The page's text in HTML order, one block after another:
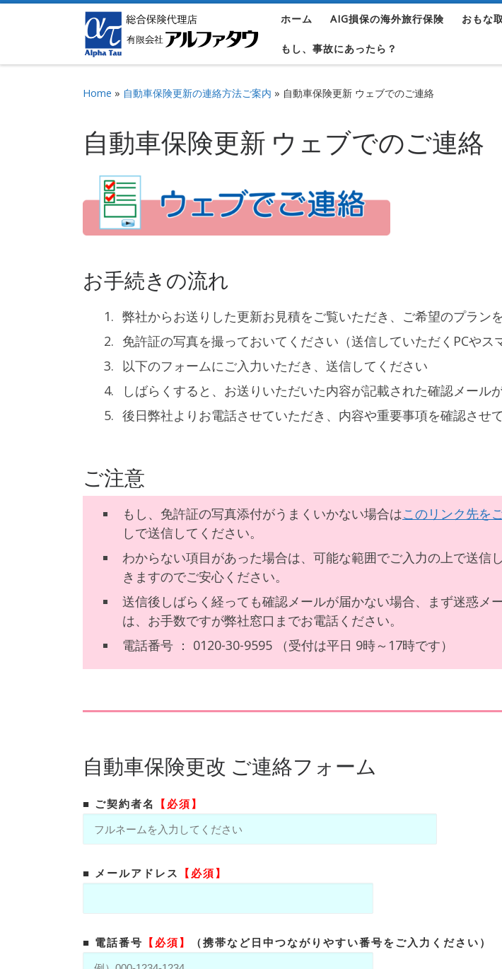
Skip to content ホーム AIG損保の海外旅行保険 おもな
もし、事故にあったら？
Home » 自動車保険更新の連絡方法ご案内 » 自動車保険更新 ウェブでのご連絡
自動車保険更新 ウェブでのご連絡
お手続きの流れ
弊社からお送りした更新お見積をご覧いただき、ご希望のプラン
免許証の写真を撮っておいてください（送信していただくPCやス
以下のフォームにご入力いただき、送信してください
しばらくすると、お送りいただいた内容が記載された確認メール
後日弊社よりお電話させていただき、内容や重要事項を確認させ
ご注意
もし、免許証の写真添付がうまくいかない場合はこのリンク先を
しで送信してください。
わからない項目があった場合は、可能な範囲でご入力の上で送
きますのでご安心ください。
送信後しばらく経っても確認メールが届かない場合、まず迷惑
は、お手数ですが弊社窓口までお電話ください。
電話番号 ： 0120-30-9595 （受付は平日 9時～17時です）
自動車保険更改 ご連絡フォーム
■ ご契約者名 【必須】
■ メールアドレス 【必須】
■ 電話番号 【必須】 （携帯など日中つながりやすい番号をご入力ください）